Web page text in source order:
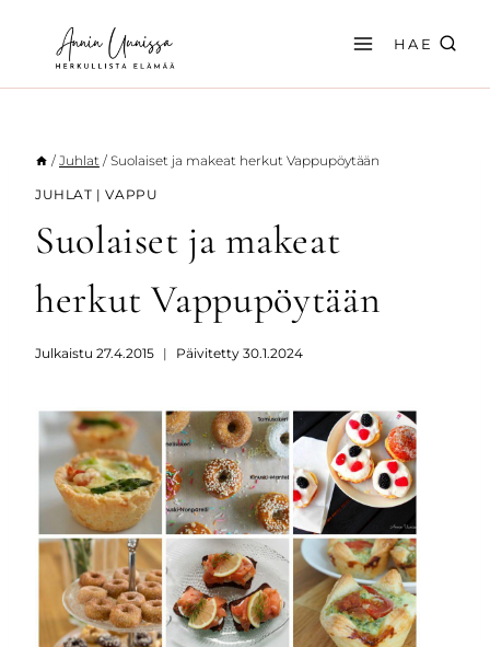
sisältöön
HAE
/ Juhlat / Suolaiset ja makeat herkut Vappupöytään
JUHLAT |VAPPU
Suolaiset ja makeat
herkut Vappupöytään
Julkaistu 27.4.2015 Päivitetty 30.1.2024